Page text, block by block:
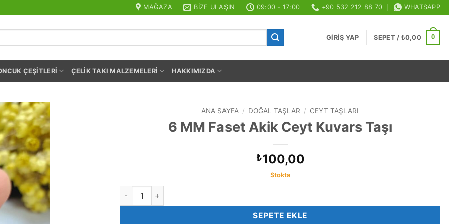
MAĞAZA BIZE ULAŞIN 09:00 - 17:00 +90 532 212 88 70 WHATSAPP
GIRIŞ YAP SEPET / ₺0,00 0
ÇEŞITLERI ÇELIK TAKI MALZEMELERI HAKKIMIZDA
ANA SAYFA / DOĞAL TAŞLAR / CEYT TAŞLARI
6 MM Faset Akik Ceyt Kuvars Taşı
₺100,00
Stokta
6 MM Faset Akik Ceyt Kuvars Taşı adet
SEPETE EKLE